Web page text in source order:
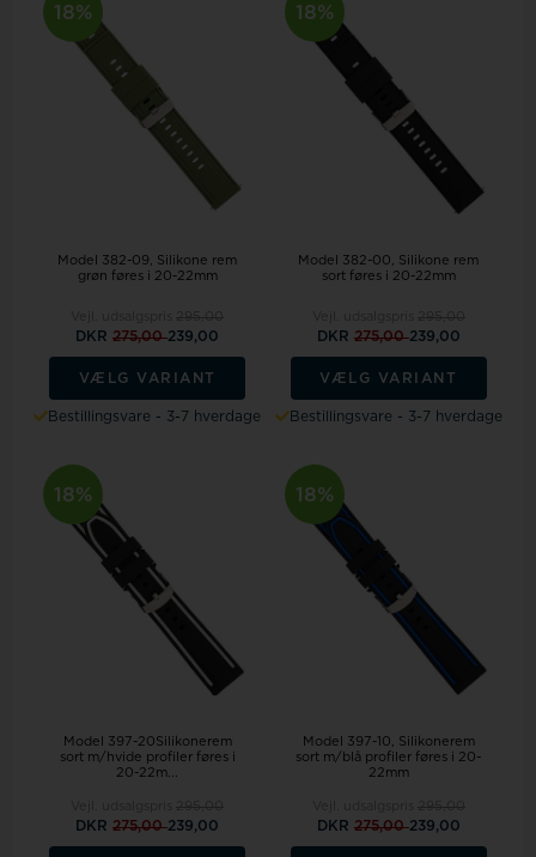
18%
Model 382-09
Silikone rem
grøn føres i 20-22mm
DKR275,00239,00
VÆLG VARIANT
Bestillingsvare - 3-7 hverdage
18%
Model 382-00
Silikone rem
sort føres i 20-22mm
DKR 275,00239,00
VÆLG VARIANT
Bestillingsvare - 3-7 hverdage
18%
Model 397-20Silikonerem
sort m/hvide profiler føres i
20-22m...
DKR275,00239,00
18%
Model 397-10
Silikonerem
sort m/blå profiler føres i 20-
22mm
DKR 275,00239,00